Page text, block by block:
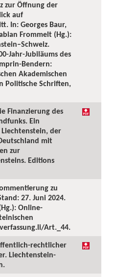
zur Öffnung der
auf
In: Georges Baur,
Frommelt (Hg.):
Jahr-Jubiläums des
Bendern:
Akademischen
Politische Schriften,
Finanzierung des
Ein
Liechtenstein, der
mit
zur
Editions
zu
27. Juni 2024.
Online-
Art._44.
rechtlicher
Liechtenstein-